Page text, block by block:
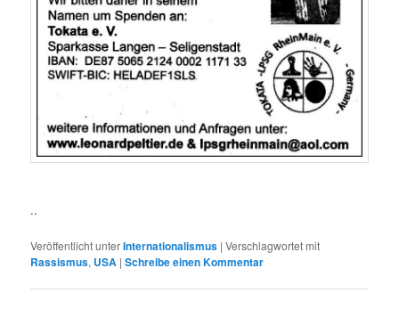
..
Veröffentlicht unterInternationalismus |Verschlagwortet mit
Rassismus, USA |Schreibe einen Kommentar